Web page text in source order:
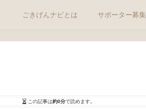
ごきげんナビとは サポーター募集
この記事は約0分で読めます。